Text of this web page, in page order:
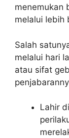
menemukan
melalui lebih
Salah
melalui hari
atau sifat
Lahir